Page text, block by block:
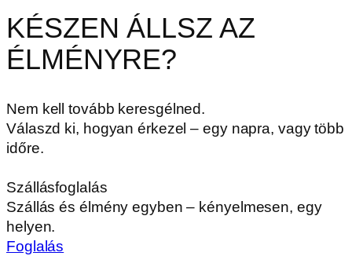
KÉSZEN ÁLLSZ AZ
ÉLMÉNYRE?
Nem kell tovább keresgélned.
Válaszd ki, hogyan érkezel – egy napra, vagy több
időre.
Szállásfoglalás
Szállás és élmény egyben – kényelmesen, egy
helyen.
Foglalás